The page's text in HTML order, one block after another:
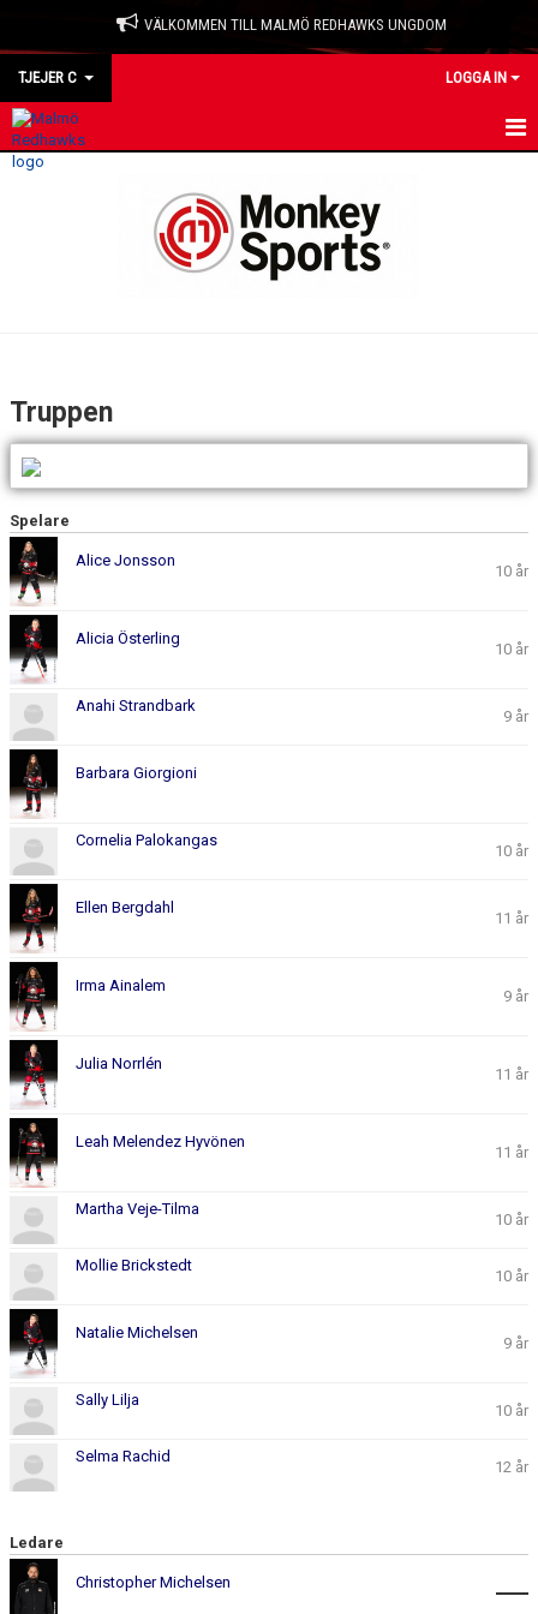
VÄLKOMMEN TILL MALMÖ REDHAWKS UNGDOM
TJEJER C LOGGA IN
HEM
BILDGALLERI
DOKUMENT
KONTAKT
Truppen
Spelare
Alice Jonsson
10 år
Alicia Österling
10 år
Anahi Strandbark
9 år
Barbara Giorgioni
Cornelia Palokangas
10 år
Ellen Bergdahl
11 år
Irma Ainalem
9 år
Julia Norrlén
11 år
Leah Melendez Hyvönen
11 år
Martha Veje-Tilma
10 år
Mollie Brickstedt
10 år
Natalie Michelsen
9 år
Sally Lilja
10 år
Selma Rachid
12 år
Ledare
Christopher Michelsen